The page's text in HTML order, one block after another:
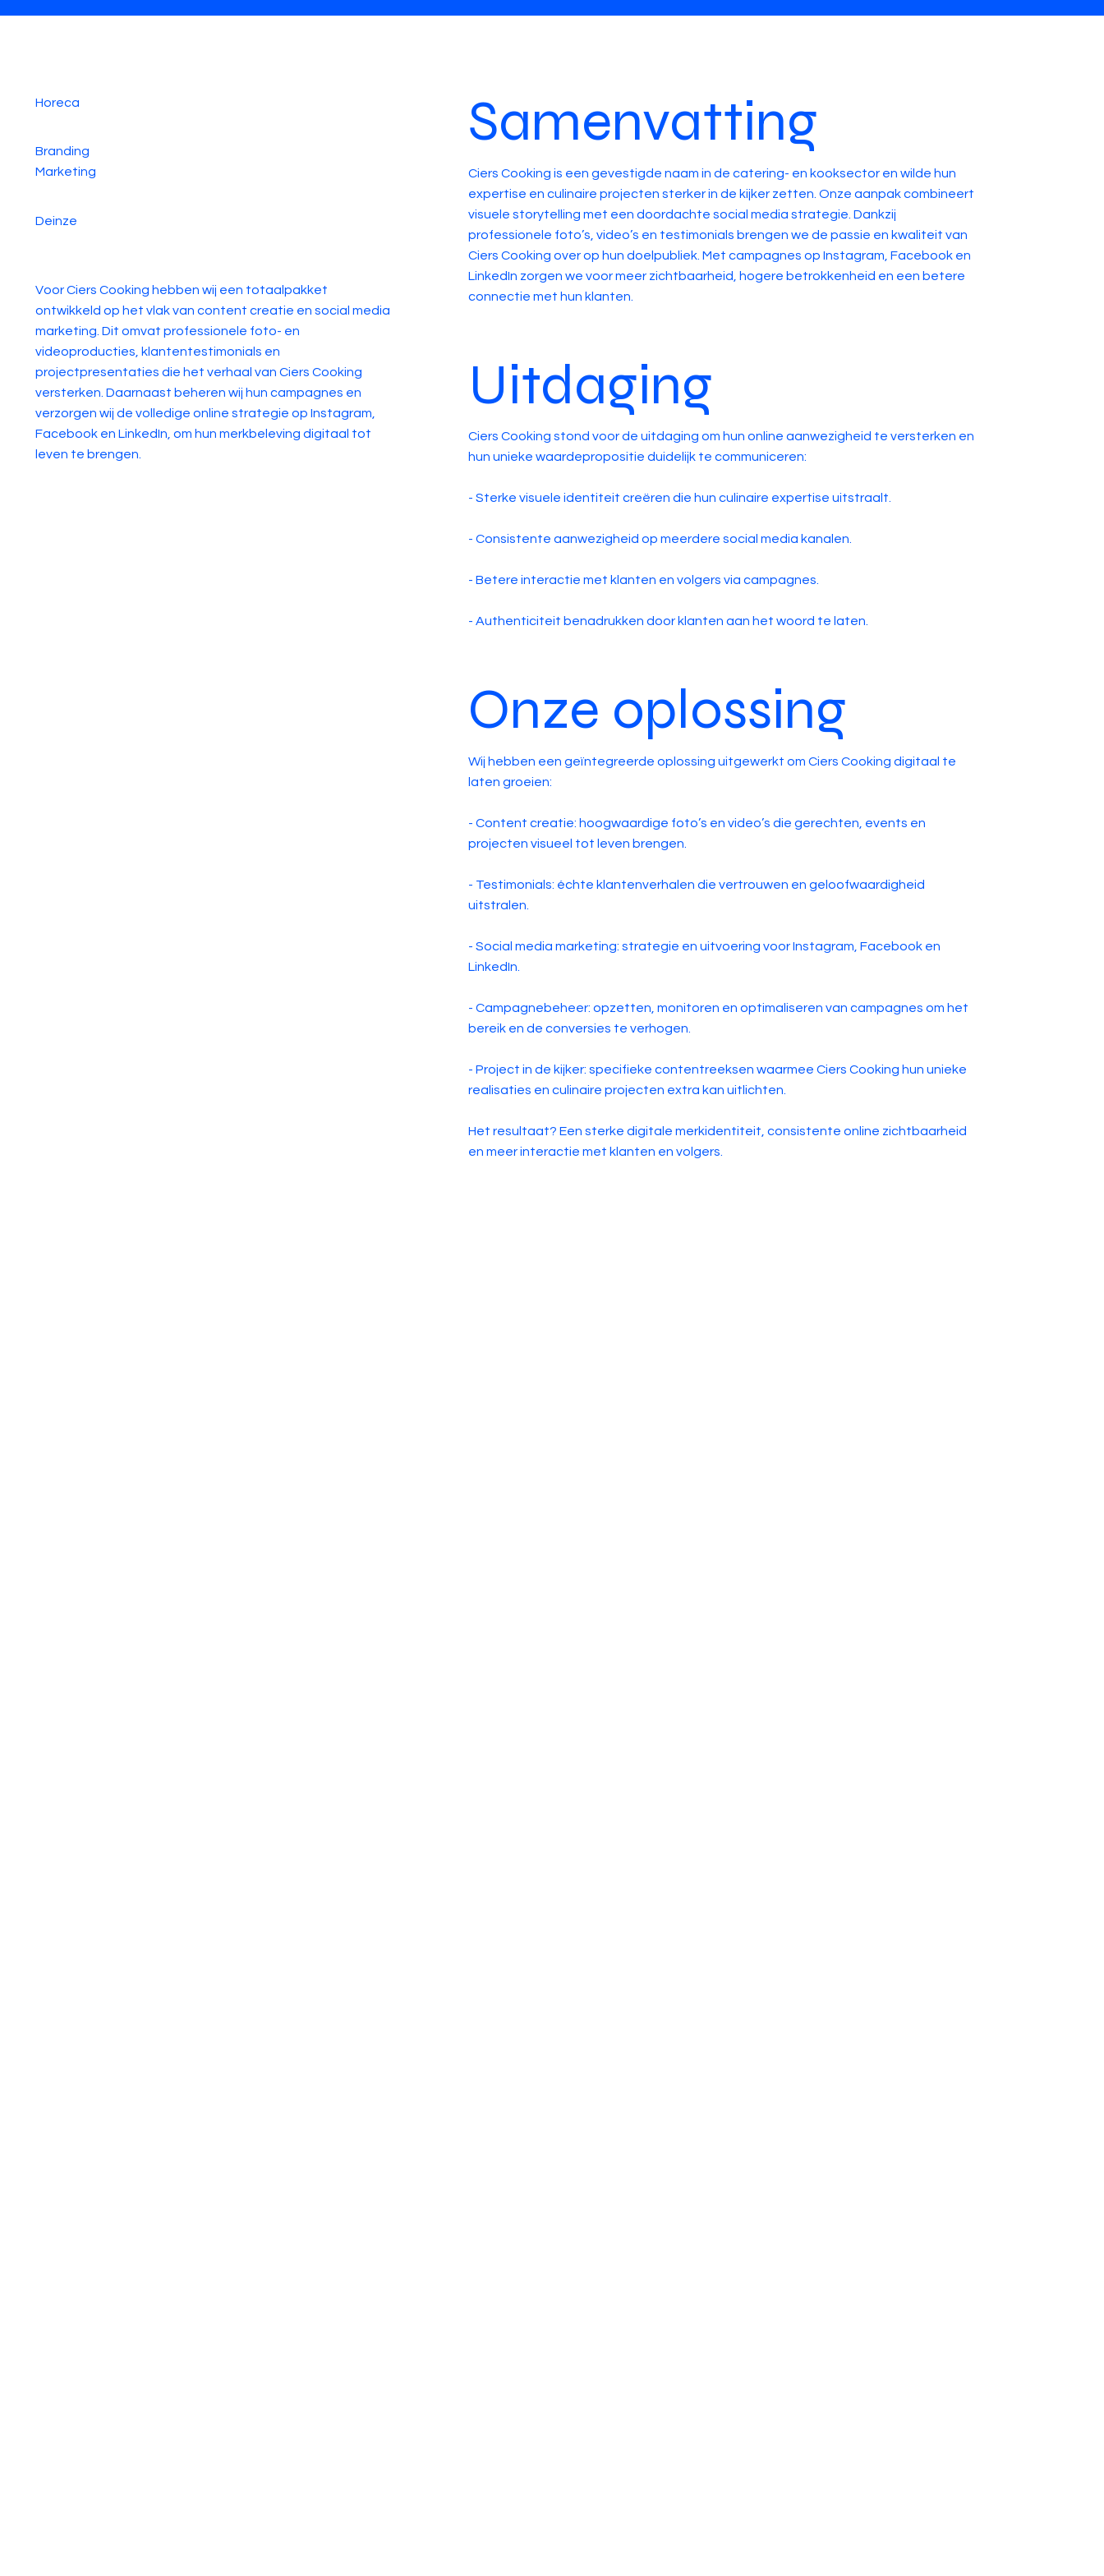
Horeca
Branding
Marketing
Deinze
Voor Ciers Cooking hebben wij een totaalpakket
ontwikkeld op het vlak van content creatie en social media
marketing. Dit omvat professionele foto- en
videoproducties, klantentestimonials en
projectpresentaties die het verhaal van Ciers Cooking
versterken. Daarnaast beheren wij hun campagnes en
verzorgen wij de volledige online strategie op Instagram,
Facebook en LinkedIn, om hun merkbeleving digitaal tot
leven te brengen.
Samenvatting
Ciers Cooking is een gevestigde naam in de catering- en kooksector en wilde hun
expertise en culinaire projecten sterker in de kijker zetten. Onze aanpak combineert
visuele storytelling met een doordachte social media strategie. Dankzij
professionele foto’s, video’s en testimonials brengen we de passie en kwaliteit van
Ciers Cooking over op hun doelpubliek. Met campagnes op Instagram, Facebook en
LinkedIn zorgen we voor meer zichtbaarheid, hogere betrokkenheid en een betere
connectie met hun klanten.
Uitdaging
Ciers Cooking stond voor de uitdaging om hun online aanwezigheid te versterken en
hun unieke waardepropositie duidelijk te communiceren:
- Sterke visuele identiteit creëren die hun culinaire expertise uitstraalt.
- Consistente aanwezigheid op meerdere social media kanalen.
- Betere interactie met klanten en volgers via campagnes.
- Authenticiteit benadrukken door klanten aan het woord te laten.
Onze oplossing
Wij hebben een geïntegreerde oplossing uitgewerkt om Ciers Cooking digitaal te
laten groeien:
- Content creatie: hoogwaardige foto’s en video’s die gerechten, events en
projecten visueel tot leven brengen.
- Testimonials: échte klantenverhalen die vertrouwen en geloofwaardigheid
uitstralen.
- Social media marketing: strategie en uitvoering voor Instagram, Facebook en
LinkedIn.
- Campagnebeheer: opzetten, monitoren en optimaliseren van campagnes om het
bereik en de conversies te verhogen.
- Project in de kijker: specifieke contentreeksen waarmee Ciers Cooking hun unieke
realisaties en culinaire projecten extra kan uitlichten.
Het resultaat? Een sterke digitale merkidentiteit, consistente online zichtbaarheid
en meer interactie met klanten en volgers.